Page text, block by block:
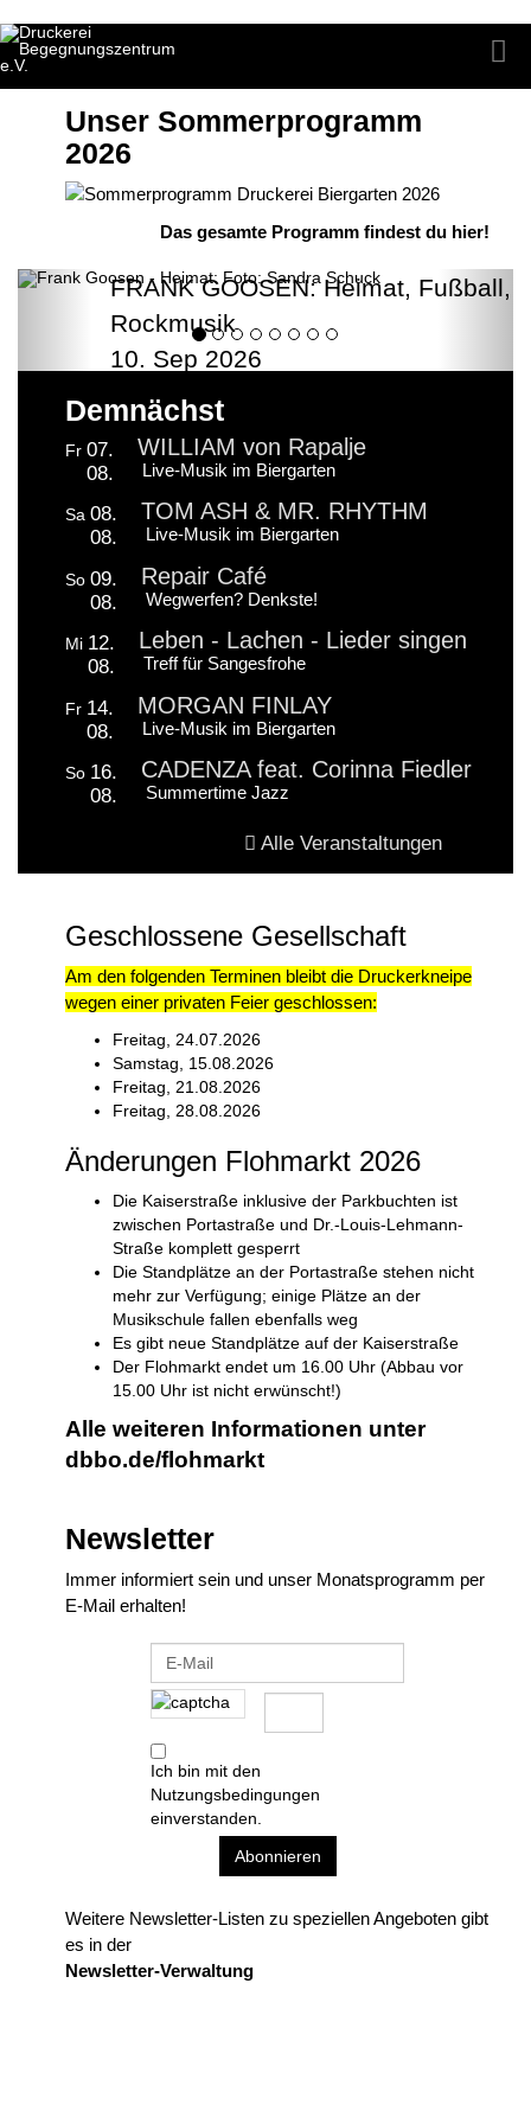
Unser Sommerprogramm
2026
Das gesamte Programm findest du hier!
FRANK GOOSEN: Heimat, Fußball,
Rockmusik
10. Sep 2026
Demnächst
Fr 07.
08.
WILLIAM von Rapalje
Live-Musik im Biergarten
Sa 08.
08.
TOM ASH & MR. RHYTHM
Live-Musik im Biergarten
So 09.
08.
Repair Café
Wegwerfen? Denkste!
Mi 12.
08.
Leben - Lachen - Lieder singen
Treff für Sangesfrohe
Fr 14.
08.
MORGAN FINLAY
Live-Musik im Biergarten
So 16.
08.
CADENZA feat. Corinna Fiedler
Summertime Jazz
Alle Veranstaltungen
Geschlossene Gesellschaft
Am den folgenden Terminen bleibt die Druckerkneipe
wegen einer privaten Feier geschlossen:
Freitag, 24.07.2026
Samstag, 15.08.2026
Freitag, 21.08.2026
Freitag, 28.08.2026
Änderungen Flohmarkt 2026
Die Kaiserstraße inklusive der Parkbuchten ist
zwischen Portastraße und Dr.-Louis-Lehmann-
Straße komplett gesperrt
Die Standplätze an der Portastraße stehen nicht
mehr zur Verfügung; einige Plätze an der
Musikschule fallen ebenfalls weg
Es gibt neue Standplätze auf der Kaiserstraße
Der Flohmarkt endet um 16.00 Uhr (Abbau vor
15.00 Uhr ist nicht erwünscht!)
Alle weiteren Informationen unter
dbbo.de/flohmarkt
Newsletter
Immer informiert sein und unser Monatsprogramm per
E-Mail erhalten!
Ich bin mit den
Nutzungsbedingungen
einverstanden.
Weitere Newsletter-Listen zu speziellen Angeboten gibt
es in der
Newsletter-Verwaltung